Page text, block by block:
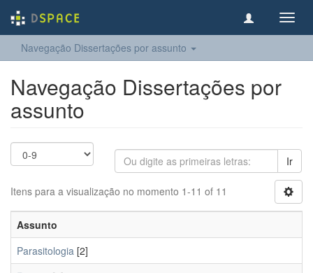
Navegação Dissertações por assunto
Navegação Dissertações por
assunto
Ir
Itens para a visualização no momento 1-11 of 11
Assunto
Parasitologia [2]